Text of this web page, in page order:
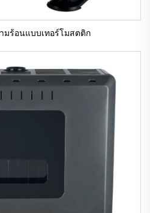
มร้อนแบบเทอร์โมสตติก